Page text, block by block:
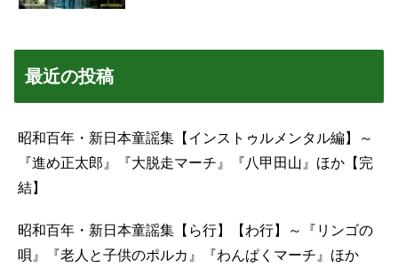
最近の投稿
昭和百年・新日本童謡集【インストゥルメンタル編】～
『進め正太郎』『大脱走マーチ』『八甲田山』ほか【完
結】
昭和百年・新日本童謡集【ら行】【わ行】～『リンゴの
唄』『老人と子供のポルカ』『わんぱくマーチ』ほか